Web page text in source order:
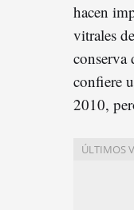
hacen
vitrales
conserva
confiere
2010,